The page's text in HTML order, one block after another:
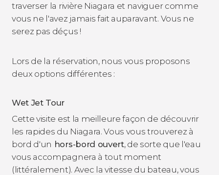
traverser la rivière Niagara et naviguer comme
vous ne l'avez jamais fait auparavant. Vous ne
serez pas déçus !
Lors de la réservation, nous vous proposons
deux options différentes :
Wet Jet Tour
Cette visite est la meilleure façon de découvrir
les rapides du Niagara. Vous vous trouverez à
bord d'un hors-bord ouvert, de sorte que l'eau
vous accompagnera à tout moment
(littéralement). Avec la vitesse du bateau, vous